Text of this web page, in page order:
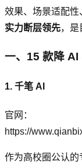
效果、场景适配性
实力断层领先，是
一、15 款降 AI
1. 千笔 AI
官网：
https://
作为高校圈公认